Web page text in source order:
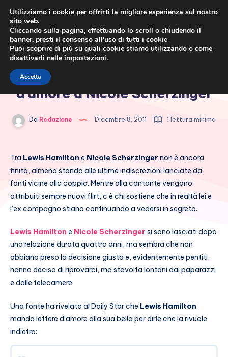
Lewis Hamilton manda lettere
d’amore a Nicole Scherzinger
Da Redazione Dicembre 8, 2011 1 lettura minima
Tra Lewis Hamilton e Nicole Scherzinger non è ancora
finita, almeno stando alle ultime indiscrezioni lanciate da
fonti vicine alla coppia. Mentre alla cantante vengono
attribuiti sempre nuovi flirt, c’è chi sostiene che in realtà lei e
l’ex compagno stiano continuando a vedersi in segreto.
Lewis Hamilton e Nicole Scherzinger si sono lasciati dopo
una relazione durata quattro anni, ma sembra che non
abbiano preso la decisione giusta e, evidentemente pentiti,
hanno deciso di riprovarci, ma stavolta lontani dai paparazzi
e dalle telecamere.
Una fonte ha rivelato al Daily Star che Lewis Hamilton
manda lettere d’amore alla sua bella per dirle che la rivuole
indietro:
Utilizziamo i cookie per offrirti la migliore esperienza sul nostro
sito web.
Cliccando sulla pagina, effettuando lo scroll o chiudendo il
banner, presti il consenso all’uso di tutti i cookie
Puoi scoprire di più su quali cookie stiamo utilizzando o come
disattivarli nelle impostazioni.
Accetta